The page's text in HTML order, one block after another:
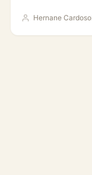
Hernane Cardoso